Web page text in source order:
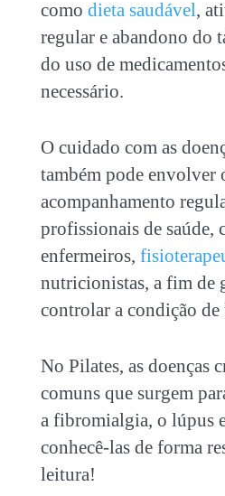
como dieta saudável,
regular e abandono do
do uso de
necessário.
O cuidado com as
também pode envolver
acompanhamento
profissionais de saúde,
enfermeiros,
nutricionistas, a fim de
controlar a condição de
No Pilates, as doenças
comuns que surgem
a fibromialgia, o lúpus
conhecê-las de forma
leitura!